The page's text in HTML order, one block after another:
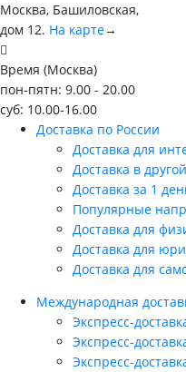
Москва, Башиловская,
дом 12. На карте→
Время (Москва)
пон-пятн: 9.00 - 20.00
суб: 10.00-16.00
Доставка по России
Доставка для
Доставка в
Доставка за 1
Популярные
Доставка для
Доставка для
Доставка для
Международная
Экспресс-
Экспресс-
Экспресс-